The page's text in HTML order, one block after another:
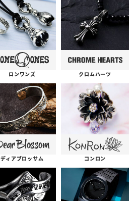
ロンワンズ クロムハーツ
ディアブロッサム コンロン